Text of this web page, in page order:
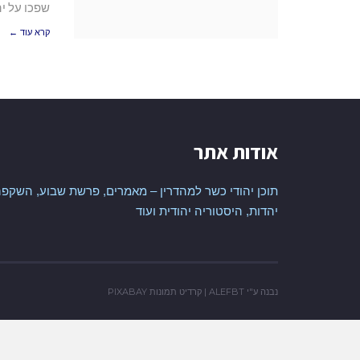
שפכו על
קרא עוד ←
אודות אתר
תוכן יהודי כשר למהדרין – מאמרים, פרשת שבוע,
יהדות, היסטוריה יהודית ועוד
נבנה ע"י ALEFBT | קרדיט תמונות PIXABAY